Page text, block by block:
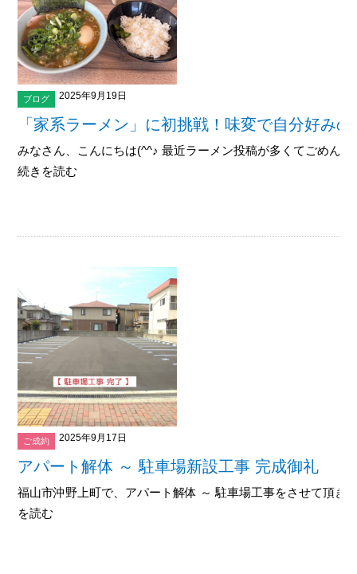
ブログ 2025年9月19日
「家系ラーメン」に初挑戦！味変で自分好み
みなさん、こんにちは(^^♪ 最近ラーメン投稿が多くてごめん
続きを読む
ご成約 2025年9月17日
アパート解体 ～ 駐車場新設工事 完成御礼
福山市沖野上町で、アパート解体 ～ 駐車場工事をさせて頂き
を読む